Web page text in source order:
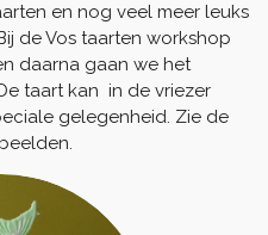
en nog veel meer leuks
de Vos taarten workshop
daarna gaan we het
taart kan in de vriezer
gelegenheid. Zie de